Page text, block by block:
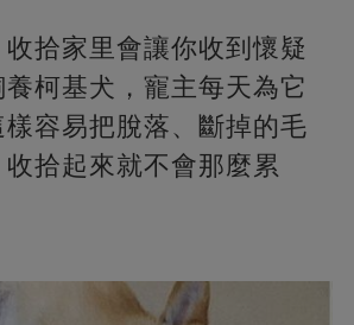
拾家里會讓你收到懷疑
養柯基犬，寵主每天為它
容易把脫落、斷掉的毛
拾起來就不會那麼累